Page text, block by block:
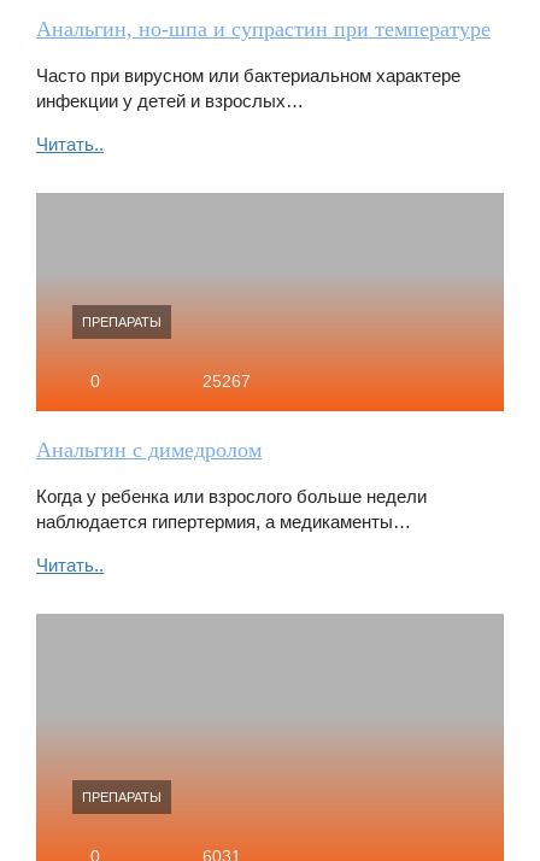
Анальгин, но-шпа и супрастин при температуре
Часто при вирусном или бактериальном характере
инфекции у детей и взрослых…
Читать..
ПРЕПАРАТЫ
0 25267
Анальгин с димедролом
Когда у ребенка или взрослого больше недели
наблюдается гипертермия, а медикаменты…
Читать..
ПРЕПАРАТЫ
0 6031